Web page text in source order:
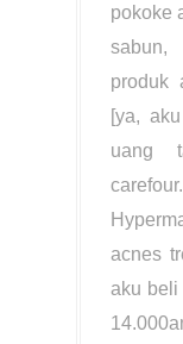
pokoke
produk
[ya,
uang
acnes
aku beli